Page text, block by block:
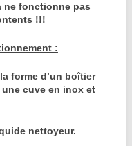
ne fonctionne pas
!!!
:
forme d’un boîtier
cuve en inox et
nettoyeur.